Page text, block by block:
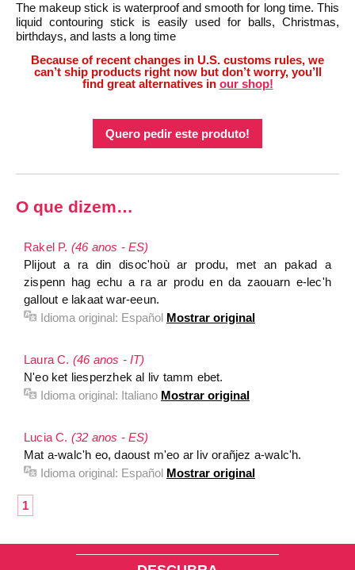
The makeup stick is waterproof and smooth for long time. This
liquid contouring stick is easily used for balls, Christmas,
birthdays, and lasts a long time
Because of recent changes in U.S. customs rules, we
can’t ship products right now but don’t worry, you’ll
find great alternatives in our shop!
Quero pedir este produto!
O que dizem…
Rakel P. (46 anos - ES)
Plijout a ra din disoc'hoù ar produ, met an pakad a
zispenn hag echu a ra ar produ en da zaouarn e-lec'h
gallout e lakaat war-eeun.
Idioma original: Español Mostrar original
Laura C. (46 anos - IT)
N'eo ket liesperzhek al liv tamm ebet.
Idioma original: Italiano Mostrar original
Lucia C. (32 anos - ES)
Mat a-walc'h eo, daoust m'eo ar liv orañjez a-walc'h.
Idioma original: Español Mostrar original
1